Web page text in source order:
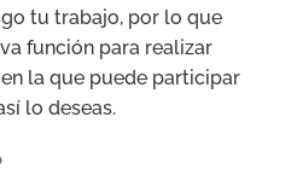
tu trabajo, por lo que
función para realizar
en la que puede participar
lo deseas.